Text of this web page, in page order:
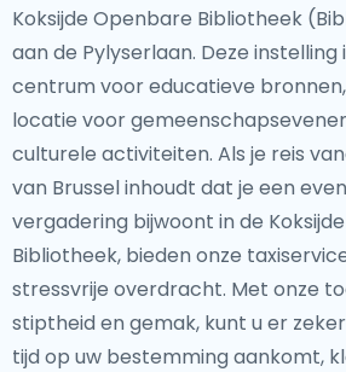
Koksijde Openbare Bibliotheek
aan de Pylyserlaan. Deze instelling
centrum voor educatieve
locatie voor
culturele activiteiten. Als je reis
van Brussel inhoudt dat je een
vergadering bijwoont in de
Bibliotheek, bieden onze
stressvrije overdracht. Met onze
stiptheid en gemak, kunt u er
tijd op uw bestemming aankomt,